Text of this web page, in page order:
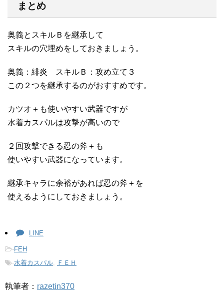
まとめ
奥義とスキルＢを継承して
スキルの穴埋めをしておきましょう。
奥義：緋炎 スキルＢ：攻め立て３
この２つを継承するのがおすすめです。
カツオ＋も使いやすい武器ですが
水着カスパルは攻撃が高いので
２回攻撃できる忍の斧＋も
使いやすい武器になっています。
継承キャラに余裕があれば忍の斧＋を
使えるようにしておきましょう。
LINE
-FEH
-水着カスパル ＦＥＨ
執筆者： razetin370